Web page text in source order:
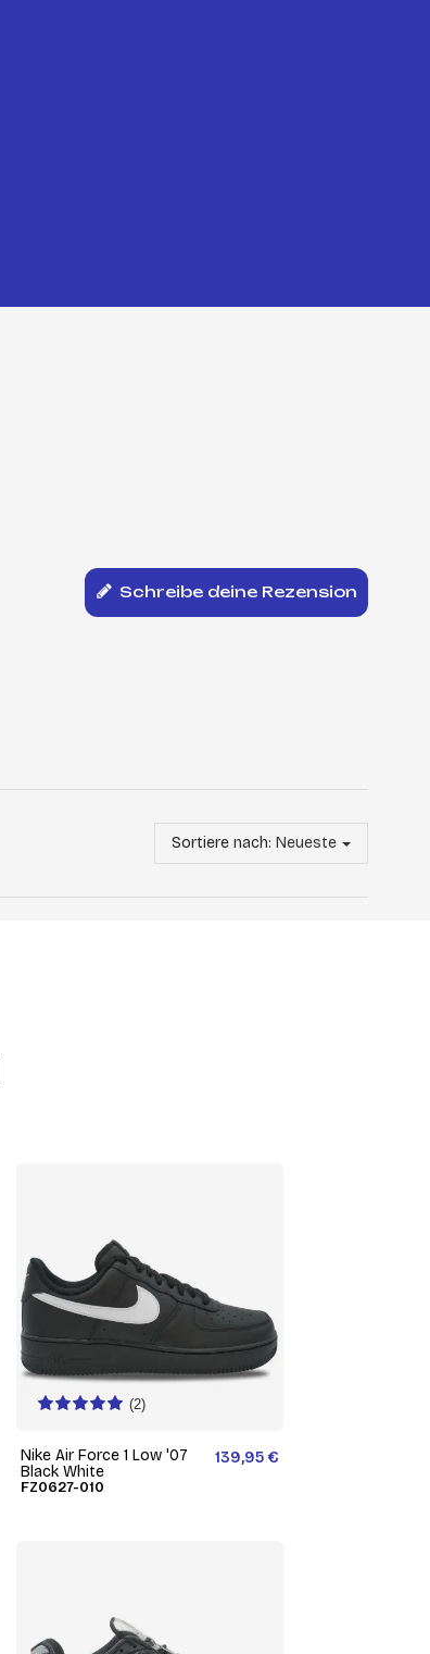
Schreibe deine Rezension
Sortiere nach: Neueste
(2)
Nike Air Force 1 Low '07
Black White
FZ0627-010
139,95 €